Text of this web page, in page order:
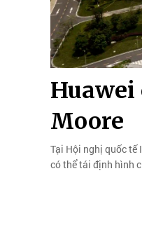
Huawei
Moore
Tại Hội nghị quốc tế
có thể tái định hình